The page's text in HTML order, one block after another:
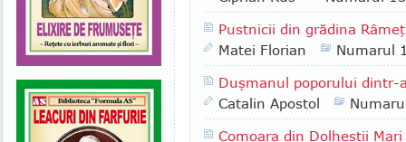
Pustnicii din grădina
Matei Florian
Numarul
Duşmanul poporului dintr-
Catalin Apostol
Comoara din Dolheştii